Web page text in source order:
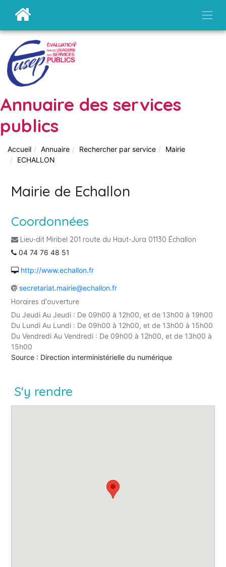
Annuaire des services
publics
Accueil Annuaire Rechercher par service
Mairie
ECHALLON
Mairie de Echallon
Coordonnées
Lieu-dit Miribel 201 route du Haut-Jura 01130 Échallon
04 74 76 48 51
http://www.echallon.fr
secretariat.mairie@echallon.fr
Horaires d'ouverture
Du Jeudi Au Jeudi : De 09h00 à 12h00, et de 13h00 à 19h00
Du Lundi Au Lundi : De 09h00 à 12h00, et de 13h00 à 15h00
Du Vendredi Au Vendredi : De 09h00 à 12h00, et de 13h00 à
15h00
Source : Direction interministérielle du numérique
S'y rendre